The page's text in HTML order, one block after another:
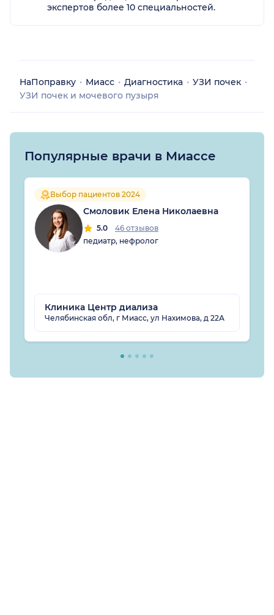
экспертов более 10 специальностей.
НаПоправку Миасс Диагностика
УЗИ почек
УЗИ почек и мочевого пузыря
Популярные врачи в Миассе
Выбор пациентов 2024
Смоловик Елена Николаевна
5.0
46 отзывов
педиатр, нефролог
Клиника Центр диализа
Челябинская обл, г Миасс, ул Нахимова, д 22А